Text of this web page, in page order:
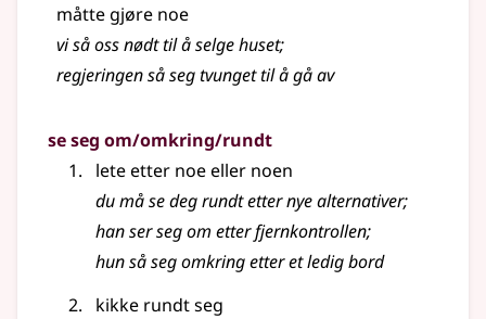
måtte gjøre noe
vi så oss nødt til å selge huset;
regjeringen så seg tvunget til å gå av
se seg om/omkring/rundt
lete etter noe eller noen
du må se deg rundt etter nye alternativer;
han ser seg om etter fjernkontrollen;
hun så seg omkring etter et ledig bord
kikke rundt seg